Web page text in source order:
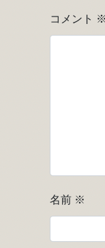
コメント ※
名前 ※